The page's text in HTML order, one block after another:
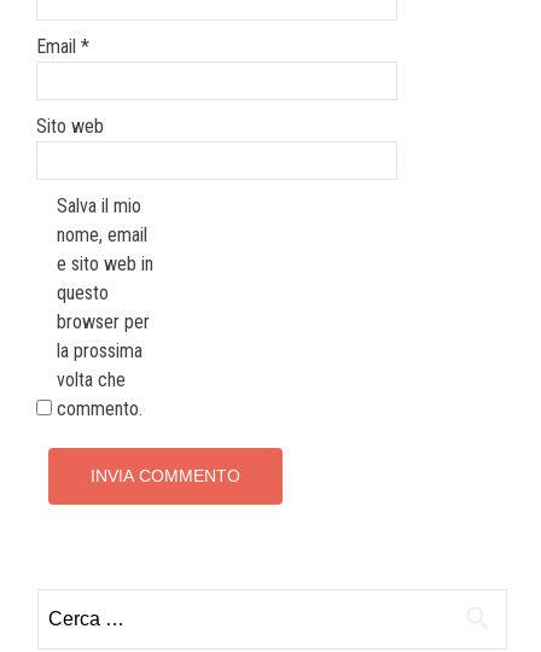
Email *
Sito web
Salva il mio
nome, email
e sito web in
questo
browser per
la prossima
volta che
commento.
per: